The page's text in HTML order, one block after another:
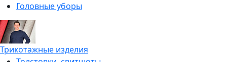
Головные уборы
Трикотажные изделия